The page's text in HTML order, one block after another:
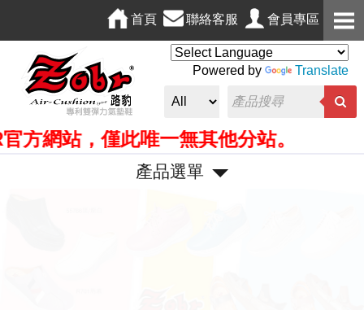
會員專區
聯絡客服
首頁
Powered by Translate
站，僅此唯一無其他分站。
產品選單